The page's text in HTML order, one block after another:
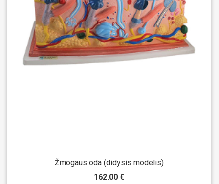
Žmogaus oda (didysis modelis)
162.00 €